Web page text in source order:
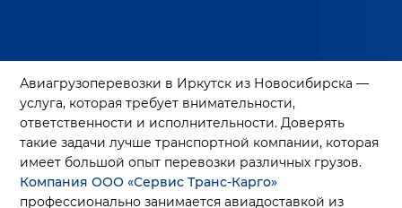
Авиагрузоперевозки в Иркутск из Новосибирска —
услуга, которая требует внимательности,
ответственности и исполнительности. Доверять
такие задачи лучше транспортной компании, которая
имеет большой опыт перевозки различных грузов.
Компания ООО «Сервис Транс-Карго»
профессионально занимается авиадоставкой из